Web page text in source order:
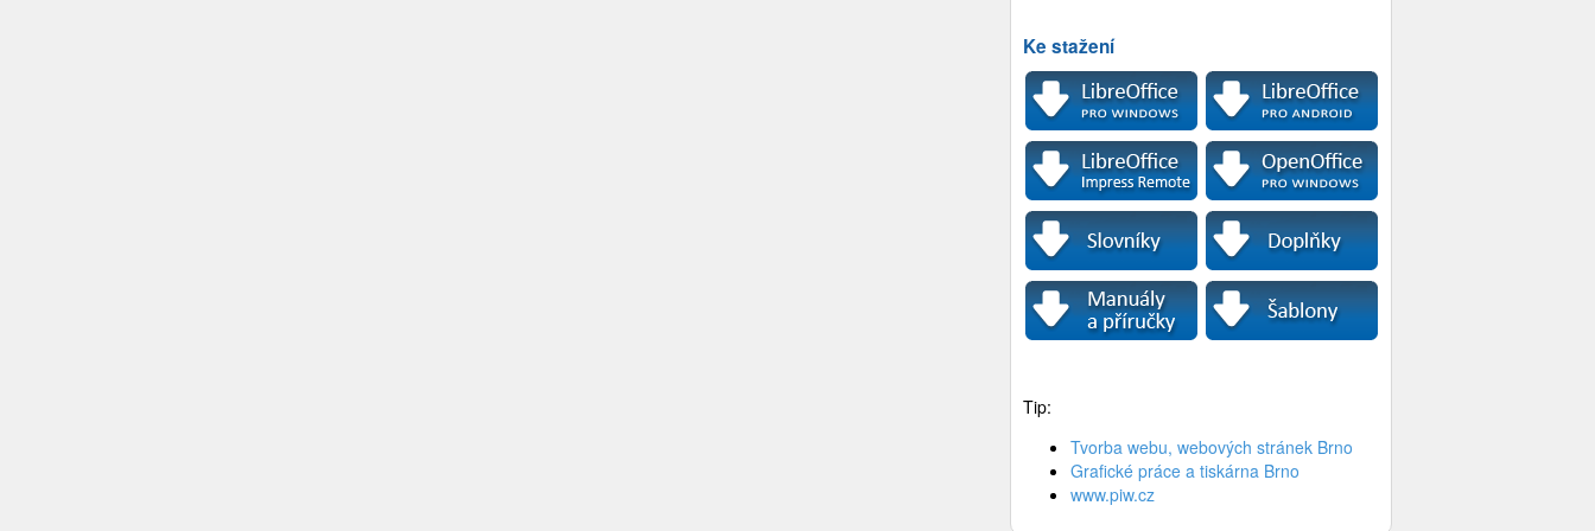
Ke stažení
Tip:
Tvorba webu, webových stránek Brno
Grafické práce a tiskárna Brno
www.piw.cz